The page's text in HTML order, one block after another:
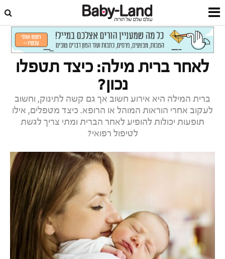
טיפול בתינוק
לאחר ברית מילה: כיצד תטפלו
נכון?
ברית המילה היא אירוע חשוב אך גם קשה לתינוק, וחשוב
לעקוב אחרי הוראות המוהל או הרופא. כיצד מטפלים, אילו
תופעות יכולות להופיע לאחר הברית ומתי צריך לגשת
לטיפול רפואי?